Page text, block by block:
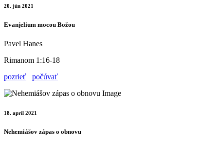
20. jún 2021
Evanjelium mocou Božou
Pavel Hanes
Rimanom 1:16-18
pozrieť
počúvať
18. apríl 2021
Nehemiášov zápas o obnovu